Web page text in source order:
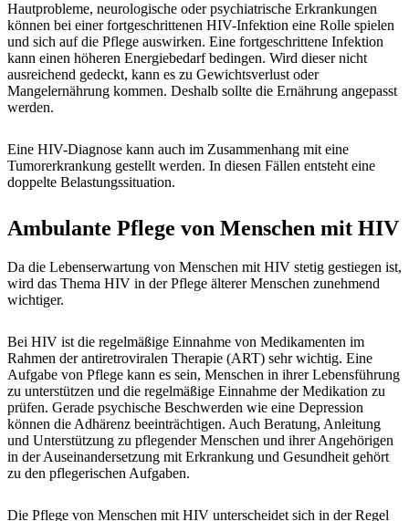
Hautprobleme, neurologische oder psychiatrische Erkrankungen
können bei einer fortgeschrittenen HIV-Infektion eine Rolle spielen
und sich auf die Pflege auswirken. Eine fortgeschrittene Infektion
kann einen höheren Energiebedarf bedingen. Wird dieser nicht
ausreichend gedeckt, kann es zu Gewichtsverlust oder
Mangelernährung kommen. Deshalb sollte die Ernährung angepasst
werden.
Eine HIV-Diagnose kann auch im Zusammenhang mit eine
Tumorerkrankung gestellt werden. In diesen Fällen entsteht eine
doppelte Belastungssituation.
Ambulante Pflege von Menschen mit HIV
Da die Lebenserwartung von Menschen mit HIV stetig gestiegen ist,
wird das Thema HIV in der Pflege älterer Menschen zunehmend
wichtiger.
Bei HIV ist die regelmäßige Einnahme von Medikamenten im
Rahmen der antiretroviralen Therapie (ART) sehr wichtig. Eine
Aufgabe von Pflege kann es sein, Menschen in ihrer Lebensführung
zu unterstützen und die regelmäßige Einnahme der Medikation zu
prüfen. Gerade psychische Beschwerden wie eine Depression
können die Adhärenz beeinträchtigen. Auch Beratung, Anleitung
und Unterstützung zu pflegender Menschen und ihrer Angehörigen
in der Auseinandersetzung mit Erkrankung und Gesundheit gehört
zu den pflegerischen Aufgaben.
Die Pflege von Menschen mit HIV unterscheidet sich in der Regel